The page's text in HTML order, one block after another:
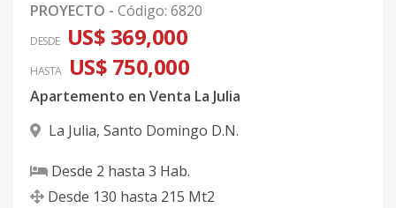
PROYECTO - Código: 6820
DESDE US$ 369,000
HASTA US$ 750,000
Apartemento en Venta La Julia
La Julia, Santo Domingo D.N.
Desde 2 hasta 3 Hab.
Desde 130 hasta 215 Mt2